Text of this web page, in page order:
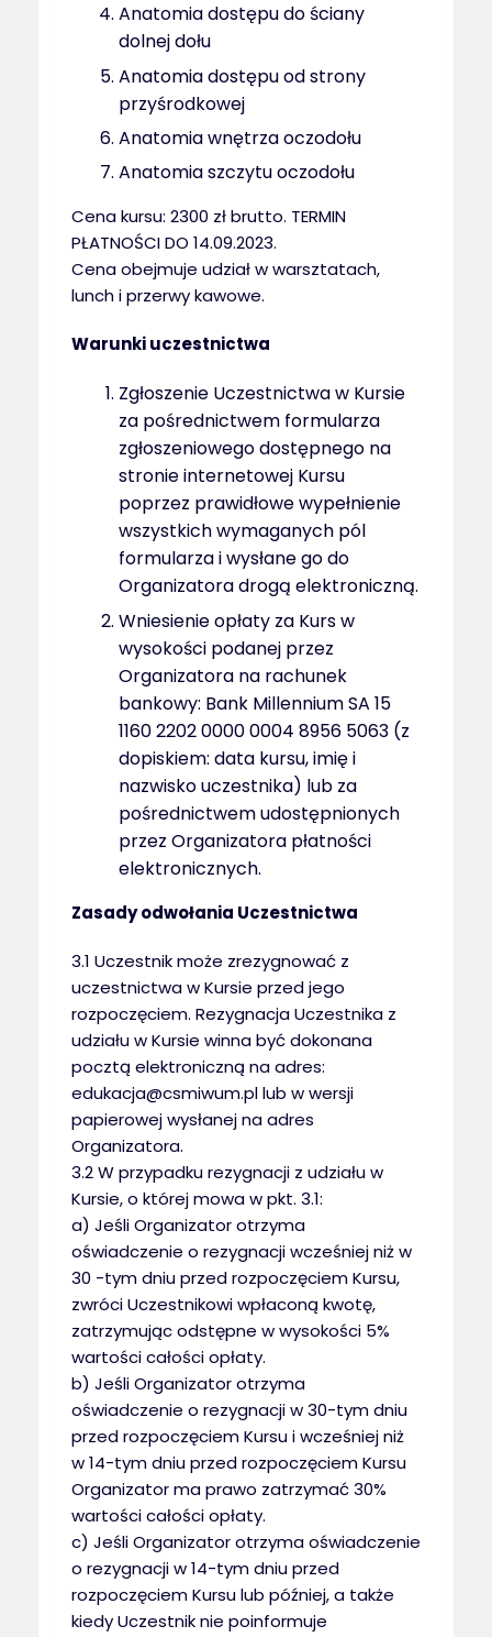
Anatomia dostępu do ściany
dolnej dołu
Anatomia dostępu od strony
przyśrodkowej
Anatomia wnętrza oczodołu
Anatomia szczytu oczodołu
Cena kursu: 2300 zł brutto. TERMIN
PŁATNOŚCI DO 14.09.2023.
Cena obejmuje udział w warsztatach,
lunch i przerwy kawowe.
Warunki uczestnictwa
Zgłoszenie Uczestnictwa w Kursie
za pośrednictwem formularza
zgłoszeniowego dostępnego na
stronie internetowej Kursu
poprzez prawidłowe wypełnienie
wszystkich wymaganych pól
formularza i wysłane go do
Organizatora drogą elektroniczną.
Wniesienie opłaty za Kurs w
wysokości podanej przez
Organizatora na rachunek
bankowy: Bank Millennium SA 15
1160 2202 0000 0004 8956 5063 (z
dopiskiem: data kursu, imię i
nazwisko uczestnika) lub za
pośrednictwem udostępnionych
przez Organizatora płatności
elektronicznych.
Zasady odwołania Uczestnictwa
3.1 Uczestnik może zrezygnować z
uczestnictwa w Kursie przed jego
rozpoczęciem. Rezygnacja Uczestnika z
udziału w Kursie winna być dokonana
pocztą elektroniczną na adres:
edukacja@csmiwum.pl lub w wersji
papierowej wysłanej na adres
Organizatora.
3.2 W przypadku rezygnacji z udziału w
Kursie, o której mowa w pkt. 3.1:
a) Jeśli Organizator otrzyma
oświadczenie o rezygnacji wcześniej niż w
30 -tym dniu przed rozpoczęciem Kursu,
zwróci Uczestnikowi wpłaconą kwotę,
zatrzymując odstępne w wysokości 5%
wartości całości opłaty.
b) Jeśli Organizator otrzyma
oświadczenie o rezygnacji w 30-tym dniu
przed rozpoczęciem Kursu i wcześniej niż
w 14-tym dniu przed rozpoczęciem Kursu
Organizator ma prawo zatrzymać 30%
wartości całości opłaty.
c) Jeśli Organizator otrzyma oświadczenie
o rezygnacji w 14-tym dniu przed
rozpoczęciem Kursu lub później, a także
kiedy Uczestnik nie poinformuje